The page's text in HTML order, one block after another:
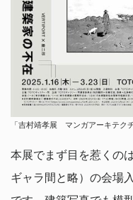
「吉村靖孝展 マンガアーキテ
本展でまず目を惹くの
ギャラ間と略）の会場